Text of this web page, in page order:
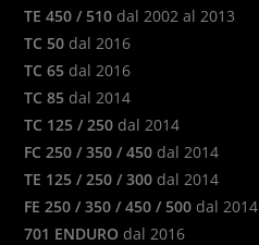
TE 450 / 510 dal 2002 al 2013
TC 50 dal 2016
TC 65 dal 2016
TC 85 dal 2014
TC 125 / 250 dal 2014
FC 250 / 350 / 450 dal 2014
TE 125 / 250 / 300 dal 2014
FE 250 / 350 / 450 / 500 dal 2014
701 ENDURO dal 2016